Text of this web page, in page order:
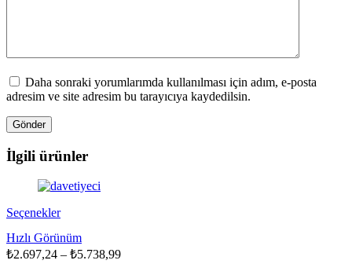
Daha sonraki yorumlarımda kullanılması için adım, e-posta
adresim ve site adresim bu tarayıcıya kaydedilsin.
İlgili ürünler
SeçeneklerBu
birden
fazla
Hızlı Görünüm
₺2.697,24 – ₺5.738,99Fiyat